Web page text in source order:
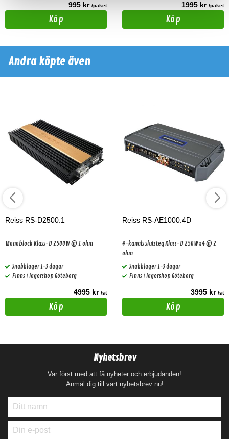
995 kr /paket
Köp
1995 kr /paket
Köp
Andra köpte även
Reiss RS-D2500.1
Monoblock Klass-D 2500W @ 1 ohm
Snabblager 1-3 dagar
Finns i lagershop Göteborg
4995 kr /st
Köp
Reiss RS-AE1000.4D
4-kanals slutsteg Klass-D 250Wx4 @ 2
ohm
Snabblager 1-3 dagar
Finns i lagershop Göteborg
3995 kr /st
Köp
Nyhetsbrev
Var först med att få nyheter och erbjudanden!
Anmäl dig till vårt nyhetsbrev nu!